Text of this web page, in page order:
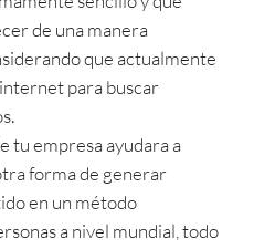
de una manera
que actualmente
para buscar
tu empresa ayudara a
forma de generar
en un método
a nivel mundial, todo